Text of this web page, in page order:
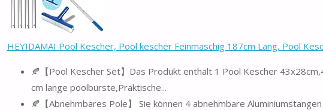
HEYIDAMAI Pool Kescher, Pool kescher Feinmaschig 187cm Lang, Pool
🍂【Pool Kescher Set】Das Produkt enthält 1 Pool Kescher
cm lange poolbürste,Praktische...
🍂【Abnehmbares Pole】 Sie können 4 abnehmbare